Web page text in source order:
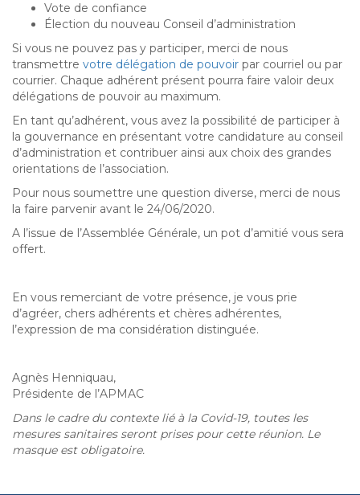
Vote de confiance
Élection du nouveau Conseil d’administration
Si vous ne pouvez pas y participer, merci de nous
transmettre votre délégation de pouvoir par courriel ou par
courrier. Chaque adhérent présent pourra faire valoir deux
délégations de pouvoir au maximum.
En tant qu’adhérent, vous avez la possibilité de participer à
la gouvernance en présentant votre candidature au conseil
d’administration et contribuer ainsi aux choix des grandes
orientations de l’association.
Pour nous soumettre une question diverse, merci de nous
la faire parvenir avant le 24/06/2020.
A l’issue de l’Assemblée Générale, un pot d’amitié vous sera
offert.
En vous remerciant de votre présence, je vous prie
d’agréer, chers adhérents et chères adhérentes,
l’expression de ma considération distinguée.
Agnès Henniquau,
Présidente de l’APMAC
Dans le cadre du contexte lié à la Covid-19, toutes les
mesures sanitaires seront prises pour cette réunion. Le
masque est obligatoire.